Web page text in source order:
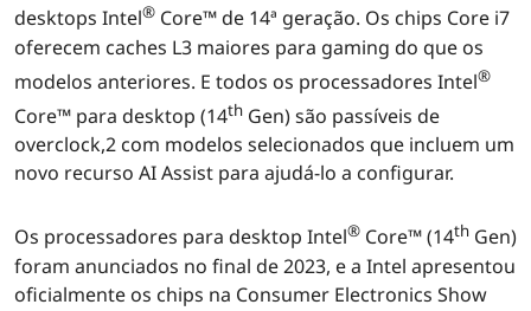
desktops Intel® Core™ de 14ª geração. Os chips Core i7
oferecem caches L3 maiores para gaming do que os
modelos anteriores. E todos os processadores Intel®
Core™ para desktop (14th Gen) são passíveis de
overclock,2 com modelos selecionados que incluem um
novo recurso AI Assist para ajudá-lo a configurar.
Os processadores para desktop Intel® Core™ (14th Gen)
foram anunciados no final de 2023, e a Intel apresentou
oficialmente os chips na Consumer Electronics Show